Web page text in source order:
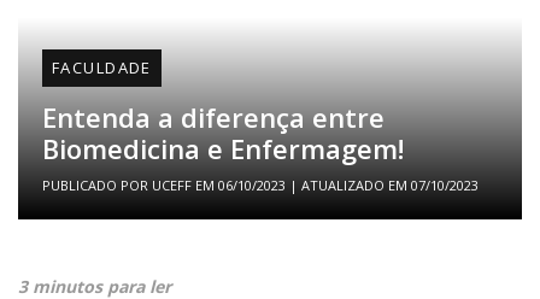
FACULDADE
Entenda a diferença entre
Biomedicina e Enfermagem!
PUBLICADO POR UCEFF EM 06/10/2023 | ATUALIZADO EM 07/10/2023
3 minutos para ler